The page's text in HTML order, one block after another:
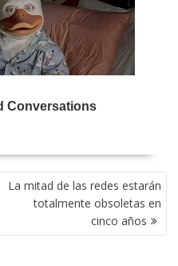
La mitad de las redes estarán
totalmente obsoletas en
cinco años